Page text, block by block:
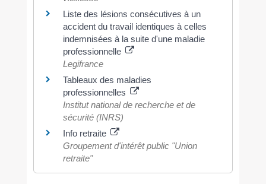
Liste des lésions consécutives à un
accident du travail identiques à celles
indemnisées à la suite d'une maladie
professionnelle
Legifrance
Tableaux des maladies
professionnelles
Institut national de recherche et de
sécurité (INRS)
Info retraite
Groupement d'intérêt public "Union
retraite"